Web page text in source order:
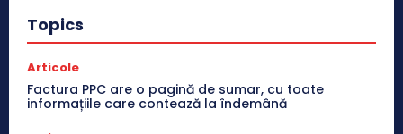
Topics
Articole
Factura PPC are o pagină de sumar, cu toate
informațiile care contează la îndemână